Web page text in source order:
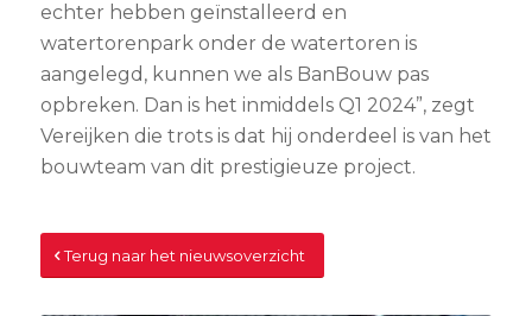
echter hebben geïnstalleerd en
watertorenpark onder de watertoren is
aangelegd, kunnen we als BanBouw pas
opbreken. Dan is het inmiddels Q1 2024”, zegt
Vereijken die trots is dat hij onderdeel is van het
bouwteam van dit prestigieuze project.
Terug naar het nieuwsoverzicht